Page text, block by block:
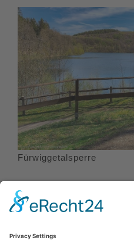
Fürwiggetalsperre